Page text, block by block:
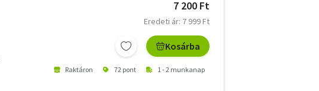
7 200 Ft
Eredeti ár: 7 999 Ft
Kosárba
Raktáron 72 pont 1 - 2 munkanap